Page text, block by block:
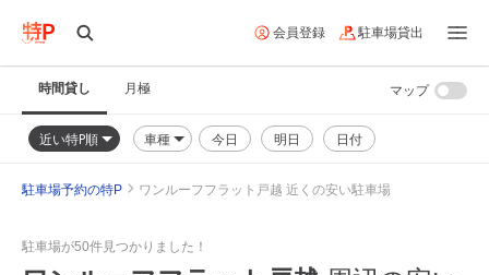
会員登録 駐車場貸出
時間貸し 月極
近い特P順 車種 今日 明日 日付
マップ
駐車場予約の特P ワンルーフフラット戸越 近くの安い駐車場
駐車場が50件見つかりました！